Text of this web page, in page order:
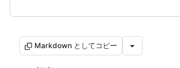
Markdown としてコピー